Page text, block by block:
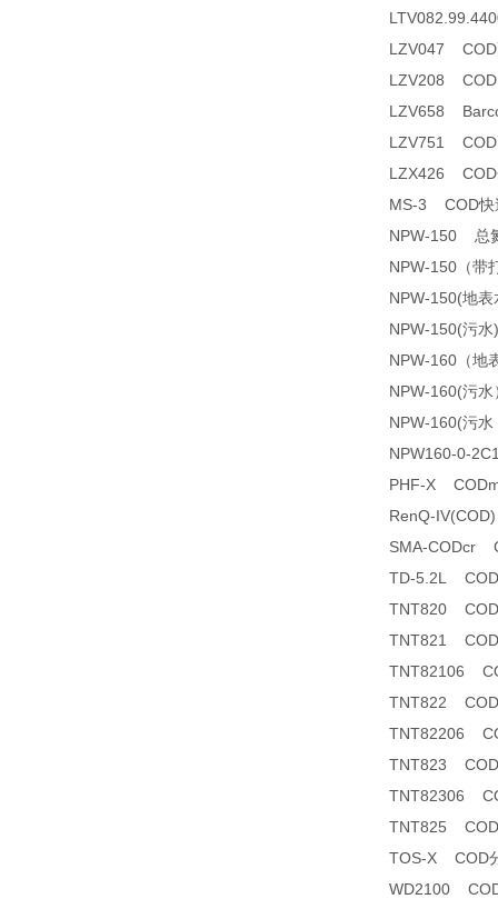
LZV047 COD
LZV208
LZV658
LZV751 COD
LZX426 COD
MS-3 COD快
NPW-150 总
NPW-150（带
NPW-150(地
NPW-150(污
NPW-160（地
NPW-160(污
NPW-160(污
NPW160-0-
PHF-X
RenQ-
SMA-CODcr
TD-5.2L COD
TNT820
TNT821
TNT82106
TNT822
TNT82206
TNT823
TNT82306
TNT825
TOS-X COD
WD2100